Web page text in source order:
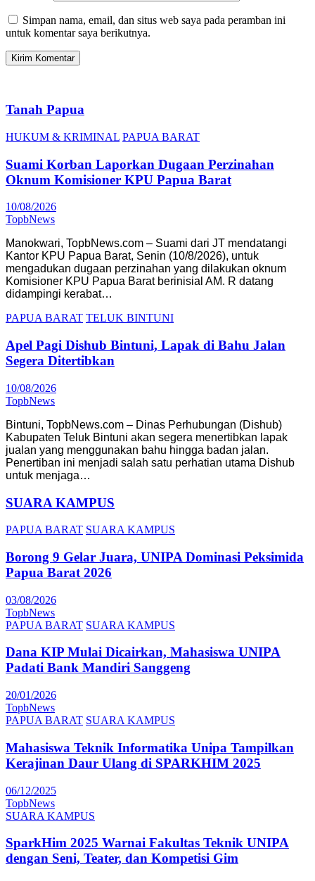
Simpan nama, email, dan situs web saya pada peramban ini
untuk komentar saya berikutnya.
Tanah Papua
HUKUM & KRIMINAL PAPUA BARAT
Suami Korban Laporkan Dugaan Perzinahan
Oknum Komisioner KPU Papua Barat
10/08/2026
TopbNews
Manokwari, TopbNews.com – Suami dari JT mendatangi
Kantor KPU Papua Barat, Senin (10/8/2026), untuk
mengadukan dugaan perzinahan yang dilakukan oknum
Komisioner KPU Papua Barat berinisial AM. R datang
didampingi kerabat…
PAPUA BARAT TELUK BINTUNI
Apel Pagi Dishub Bintuni, Lapak di Bahu Jalan
Segera Ditertibkan
10/08/2026
TopbNews
Bintuni, TopbNews.com – Dinas Perhubungan (Dishub)
Kabupaten Teluk Bintuni akan segera menertibkan lapak
jualan yang menggunakan bahu hingga badan jalan.
Penertiban ini menjadi salah satu perhatian utama Dishub
untuk menjaga…
SUARA KAMPUS
PAPUA BARAT SUARA KAMPUS
Borong 9 Gelar Juara, UNIPA Dominasi Peksimida
Papua Barat 2026
03/08/2026
TopbNews
PAPUA BARAT SUARA KAMPUS
Dana KIP Mulai Dicairkan, Mahasiswa UNIPA
Padati Bank Mandiri Sanggeng
20/01/2026
TopbNews
PAPUA BARAT SUARA KAMPUS
Mahasiswa Teknik Informatika Unipa Tampilkan
Kerajinan Daur Ulang di SPARKHIM 2025
06/12/2025
TopbNews
SUARA KAMPUS
SparkHim 2025 Warnai Fakultas Teknik UNIPA
dengan Seni, Teater, dan Kompetisi Gim